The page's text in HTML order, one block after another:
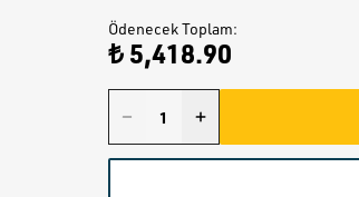
Ödenecek Toplam:
₺ 5,418.90